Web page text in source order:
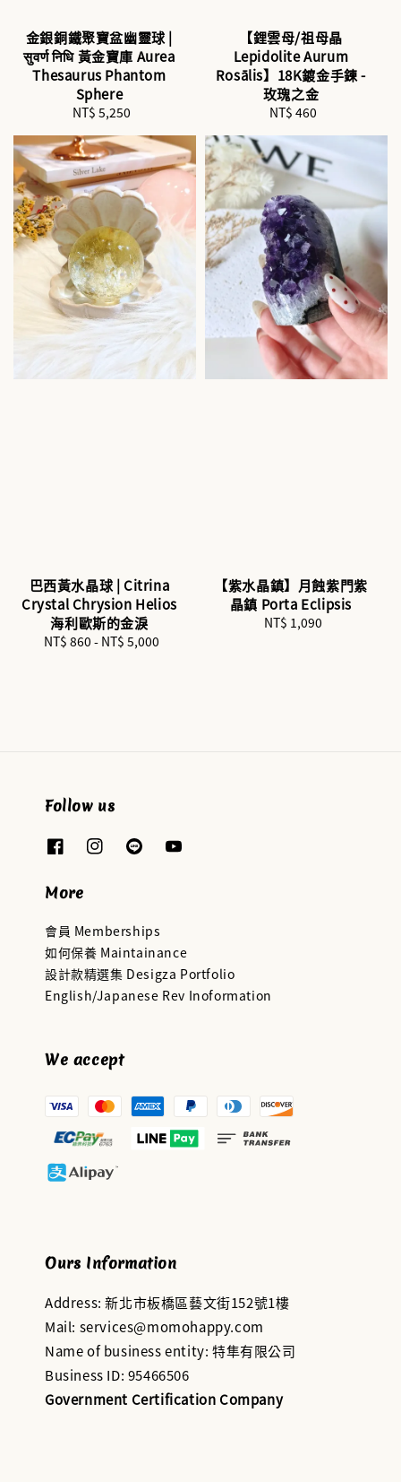
金銀銅鐵聚寶盆幽靈球 |
सुवर्ण निधि 黃金寶庫 Aurea
Thesaurus Phantom
Sphere
Regular
price
NT$ 5,250
【鋰雲母/祖母晶
Lepidolite Aurum
Rosālis】18K鍍金手鍊 -
玫瑰之金
Regular
price
NT$ 460
巴西黃水晶球 | Citrina
Crystal Chrysion Helios
海利歐斯的金淚
Regular
NT$ 860 - NT$ 5,000
【紫水晶鎮】月蝕紫門紫
晶鎮 Porta Eclipsis
Regular
NT$ 1,090
Follow us
More
會員 Memberships
如何保養 Maintainance
設計款精選集 Desigza Portfolio
English/Japanese Rev Inoformation
We accept
Ours Information
Address: 新北市板橋區藝文街152號1樓
Mail: services@momohappy.com
Name of business entity: 特隼有限公司
Business ID: 95466506
Government Certification Company